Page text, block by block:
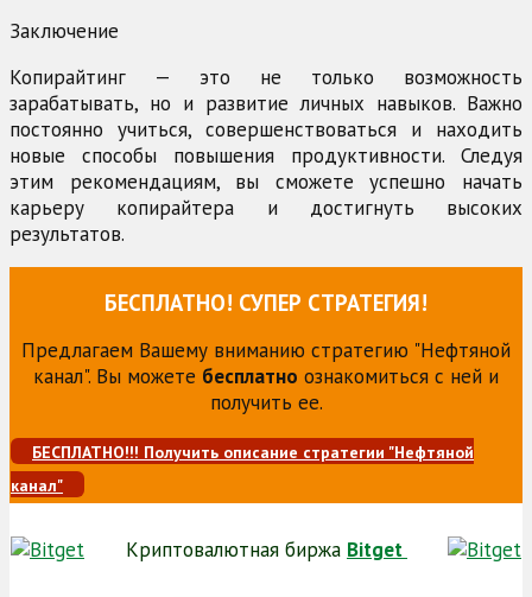
Заключение
Копирайтинг — это не только возможность
зарабатывать, но и развитие личных навыков. Важно
постоянно учиться, совершенствоваться и находить
новые способы повышения продуктивности. Следуя
этим рекомендациям, вы сможете успешно начать
карьеру копирайтера и достигнуть высоких
результатов.
БЕСПЛАТНО! СУПЕР СТРАТЕГИЯ!
Предлагаем Вашему вниманию стратегию "Нефтяной
канал". Вы можете бесплатно ознакомиться с ней и
получить ее.
БЕСПЛАТНО!!! Получить описание стратегии "Нефтяной
канал"
Криптовалютная биржа Bitget